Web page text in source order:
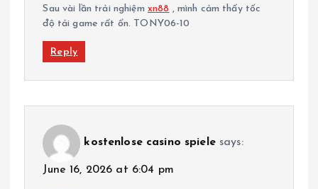
Sau vài lần trải nghiệm xn88 , mình cảm thấy tốc
độ tải game rất ổn. TONY06-10
Reply
kostenlose casino spiele says:
June 16, 2026 at 6:04 pm